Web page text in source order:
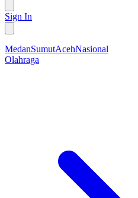
Sign In
MedanSumutAcehNasional
Olahraga